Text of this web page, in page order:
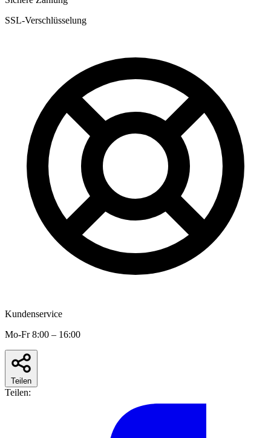
SSL-Verschlüsselung
Kundenservice
Mo-Fr 8:00 – 16:00
Teilen
Teilen: